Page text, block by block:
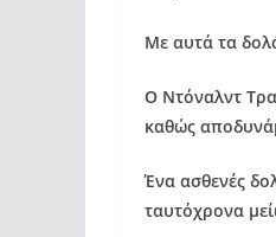
Με αυτά τα
Ο Ντόναλντ
καθώς
Ένα ασθενές
ταυτόχρονα